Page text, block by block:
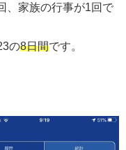
、家族の行事が1回で
の8日間です。